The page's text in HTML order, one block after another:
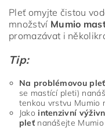
Pleť omyjte čistou
množství Mumio
promazávat i
Tip:
Na problémovou
se mastící pleti)
tenkou vrstvu Mumio
Jakointenzivní
pleť nanášejte